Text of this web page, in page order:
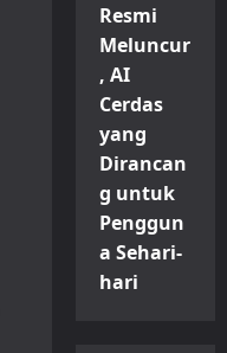
Resmi
Meluncur
, AI
Cerdas
yang
Dirancan
g untuk
Penggun
a Sehari-
hari